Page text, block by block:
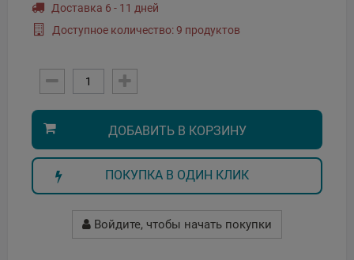
Доставка 6 - 11 дней
Доступное количество: 9 продуктов
ДОБАВИТЬ В КОРЗИНУ
ПОКУПКА В ОДИН КЛИК
Войдите, чтобы начать покупки